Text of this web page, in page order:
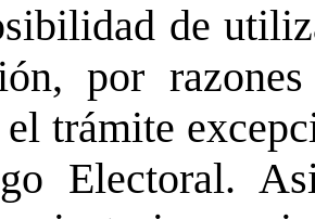
de
por
el trámite
Electoral.